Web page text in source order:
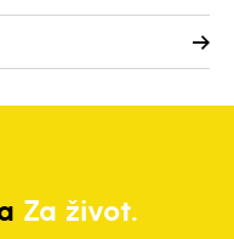
Za život.